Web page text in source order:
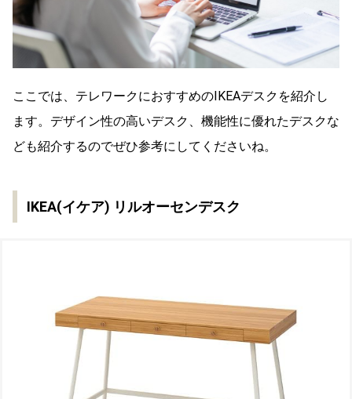
ここでは、テレワークにおすすめのIKEAデスクを紹介し
ます。デザイン性の高いデスク、機能性に優れたデスクな
ども紹介するのでぜひ参考にしてくださいね。
IKEA(イケア) リルオーセンデスク